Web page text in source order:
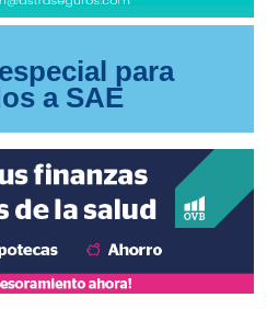
para
a SAE